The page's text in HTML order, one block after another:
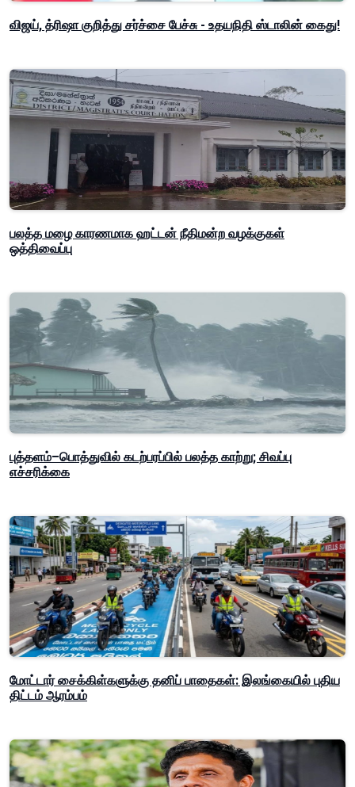
விஜய், த்ரிஷா குறித்து சர்ச்சை பேச்சு - உதயநிதி ஸ்டாலின் கைது!
பலத்த மழை காரணமாக ஹட்டன் நீதிமன்ற வழக்குகள்
ஒத்திவைப்பு
புத்தளம்–பொத்துவில் கடற்பரப்பில் பலத்த காற்று; சிவப்பு
எச்சரிக்கை
மோட்டார் சைக்கிள்களுக்கு தனிப் பாதைகள்: இலங்கையில் புதிய
திட்டம் ஆரம்பம்